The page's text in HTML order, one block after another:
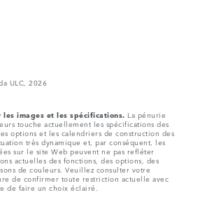
ULC, 2026
les images et les spécifications. La pénurie
touche actuellement les spécifications des
options et les calendriers de construction des
très dynamique et, par conséquent, les
sur le site Web peuvent ne pas refléter
actuelles des fonctions, des options, des
de couleurs. Veuillez consulter votre
de confirmer toute restriction actuelle avec
de faire un choix éclairé.